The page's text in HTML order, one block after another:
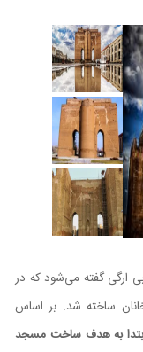
ارگی گفته می‌شود که در
ساخته شد. بر اساس
به هدف ساخت مسجد